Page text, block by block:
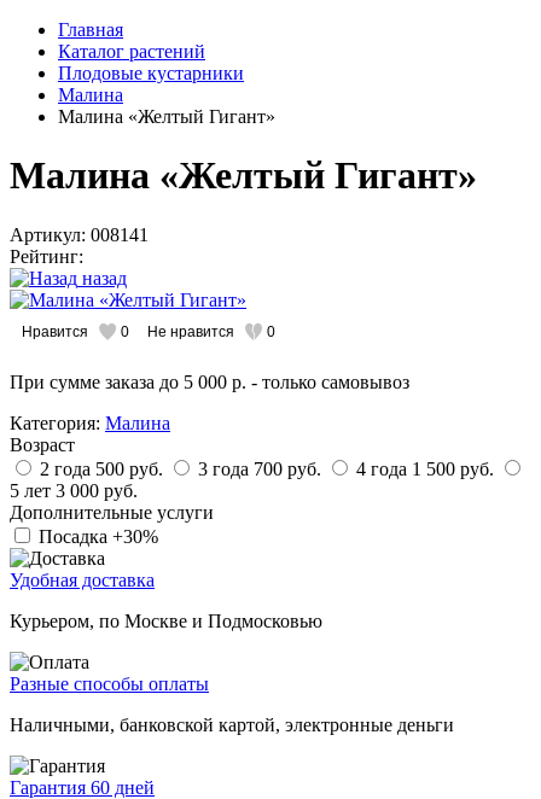
Главная
Каталог растений
Плодовые кустарники
Малина
Малина «Желтый Гигант»
Малина «Желтый Гигант»
Артикул: 008141
Рейтинг:
назад
Нравится 0 Не нравится 0
При сумме заказа до 5 000 р. - только самовывоз
Категория: Малина
Возраст
2 года 500 руб. 3 года 700 руб. 4 года 1 500 руб.
5 лет 3 000 руб.
Дополнительные услуги
Посадка +30%
Удобная доставка
Курьером, по Москве и Подмосковью
Разные способы оплаты
Наличными, банковской картой, электронные деньги
Гарантия 60 дней